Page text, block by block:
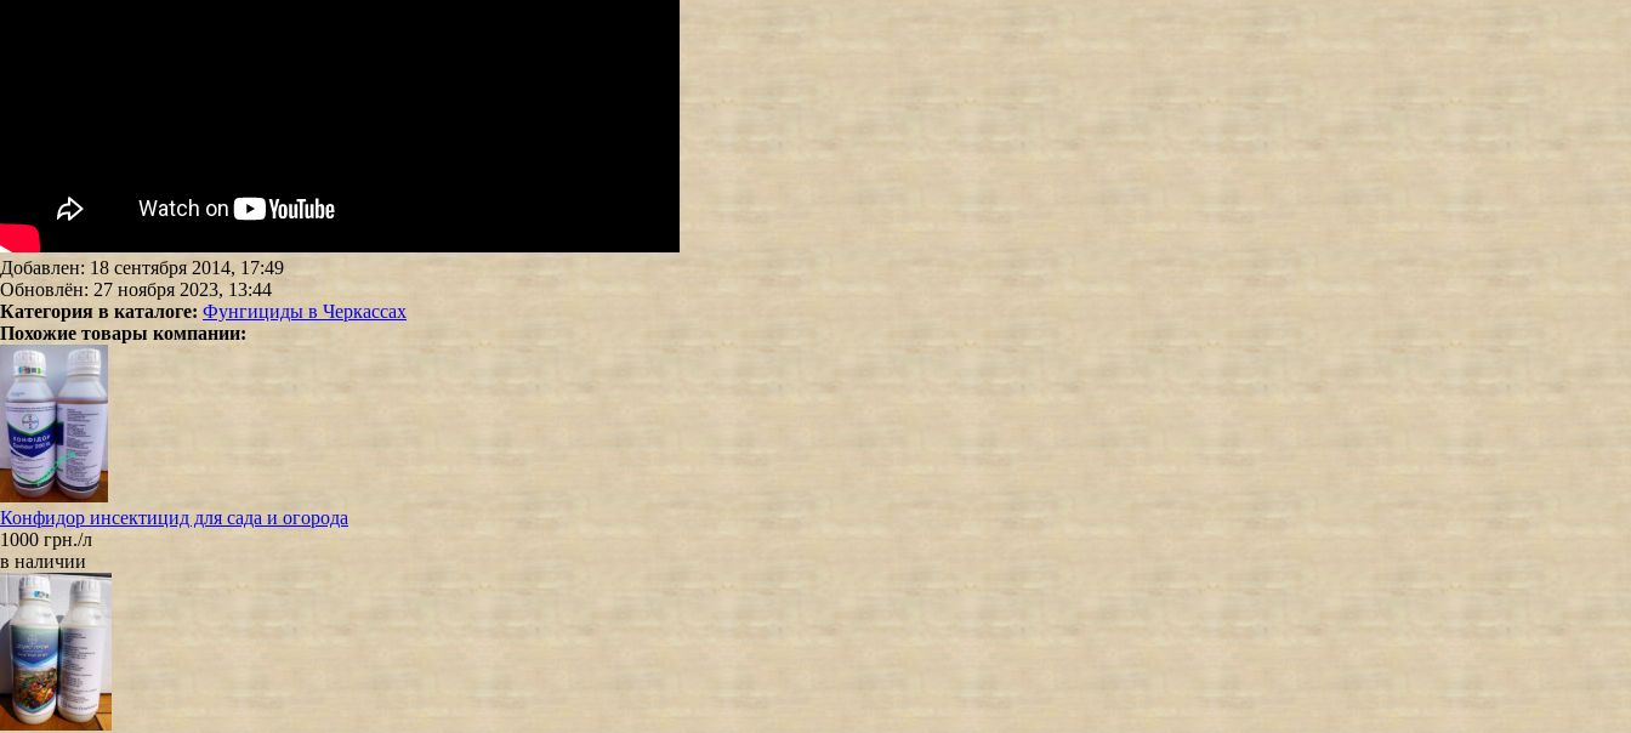
Добавлен: 18 сентября 2014, 17:49
Обновлён: 27 ноября 2023, 13:44
Категория в каталоге: Фунгициды в Черкассах
Похожие товары компании:
Конфидор инсектицид для сада и огорода
1000 грн./л
в наличии